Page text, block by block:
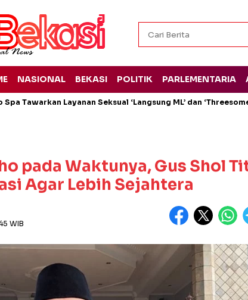
NASIONAL BEKASI POLITIK PARLEMENTARIA
Tawarkan Layanan Seksual ‘Langsung ML’ dan
pada Waktunya, Gus Shol
Agar Lebih Sejahtera
WIB